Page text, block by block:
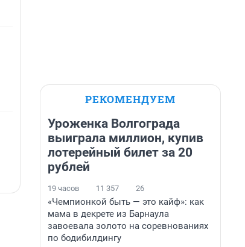
РЕКОМЕНДУЕМ
Уроженка Волгограда
выиграла миллион, купив
лотерейный билет за 20
рублей
19 часов 11 357 26
«Чемпионкой быть — это кайф»: как
мама в декрете из Барнаула
завоевала золото на соревнованиях
по бодибилдингу